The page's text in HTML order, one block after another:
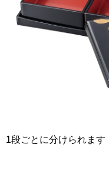
1段ごとに分けられます